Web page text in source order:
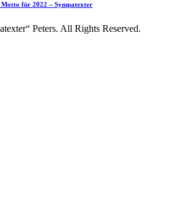
für 2022 – Sympatexter
Peters. All Rights Reserved.